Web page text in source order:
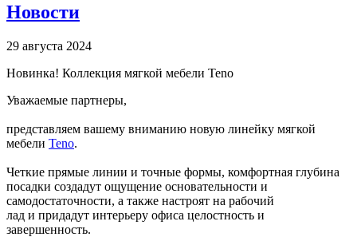
Новости
29 августа 2024
Новинка! Коллекция мягкой мебели Teno
Уважаемые партнеры,
представляем вашему вниманию новую линейку мягкой
мебели Teno.
Четкие прямые линии и точные формы, комфортная глубина
посадки создадут ощущение основательности и
самодостаточности, а также настроят на рабочий
лад и придадут интерьеру офиса целостность и
завершенность.